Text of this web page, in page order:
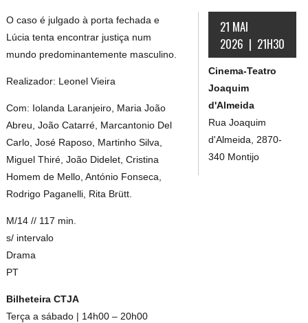
21 MAI
2026 | 21H30
Cinema-Teatro
Joaquim
d'Almeida
Rua Joaquim
d'Almeida, 2870-
340 Montijo
O caso é julgado à porta fechada e
Lúcia tenta encontrar justiça num
mundo predominantemente masculino.
Realizador: Leonel Vieira
Com: Iolanda Laranjeiro, Maria João
Abreu, João Catarré, Marcantonio Del
Carlo, José Raposo, Martinho Silva,
Miguel Thiré, João Didelet, Cristina
Homem de Mello, António Fonseca,
Rodrigo Paganelli, Rita Brütt.
M/14 // 117 min.
s/ intervalo
Drama
PT
Bilheteira CTJA
Terça a sábado | 14h00 – 20h00